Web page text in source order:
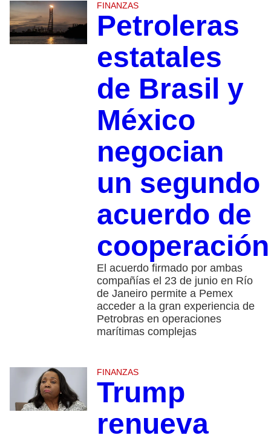
FINANZAS
Petroleras
estatales
de Brasil y
México
negocian
un segundo
acuerdo de
cooperación
El acuerdo firmado por ambas
compañías el 23 de junio en Río
de Janeiro permite a Pemex
acceder a la gran experiencia de
Petrobras en operaciones
marítimas complejas
FINANZAS
Trump
renueva